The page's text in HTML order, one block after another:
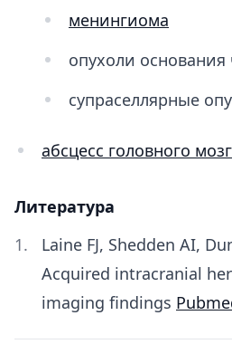
менингиома
опухоли основания
супраселлярные
абсцесс головного
Литература
Laine FJ, Shedden AI,
Acquired intracranial
imaging findings